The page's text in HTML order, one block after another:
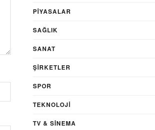
PİYASALAR
SAĞLIK
SANAT
ŞIRKETLER
SPOR
TEKNOLOJİ
TV & SINEMA